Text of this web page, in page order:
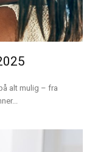
alt mulig – fra